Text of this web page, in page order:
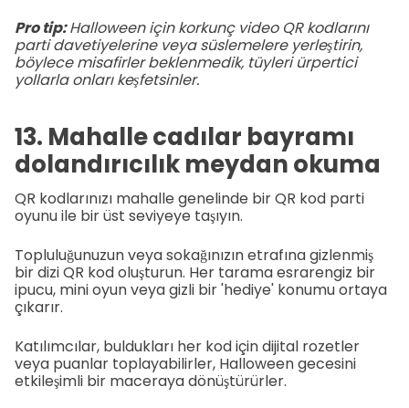
Pro tip:Halloween için korkunç video QR kodlarını
parti davetiyelerine veya süslemelere yerleştirin,
böylece misafirler beklenmedik, tüyleri ürpertici
yollarla onları keşfetsinler.
13. Mahalle cadılar bayramı
dolandırıcılık meydan okuma
QR kodlarınızı mahalle genelinde bir QR kod parti
oyunu ile bir üst seviyeye taşıyın.
Topluluğunuzun veya sokağınızın etrafına gizlenmiş
bir dizi QR kod oluşturun. Her tarama esrarengiz bir
ipucu, mini oyun veya gizli bir 'hediye' konumu ortaya
çıkarır.
Katılımcılar, buldukları her kod için dijital rozetler
veya puanlar toplayabilirler, Halloween gecesini
etkileşimli bir maceraya dönüştürürler.